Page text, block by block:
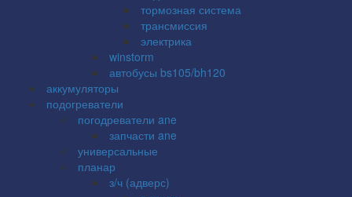
тормозная система
трансмиссия
электрика
winstorm
автобусы bs105/bh120
аккумуляторы
подогреватели
погодреватели ane
запчасти ane
универсальные
планар
з/ч (адверс)